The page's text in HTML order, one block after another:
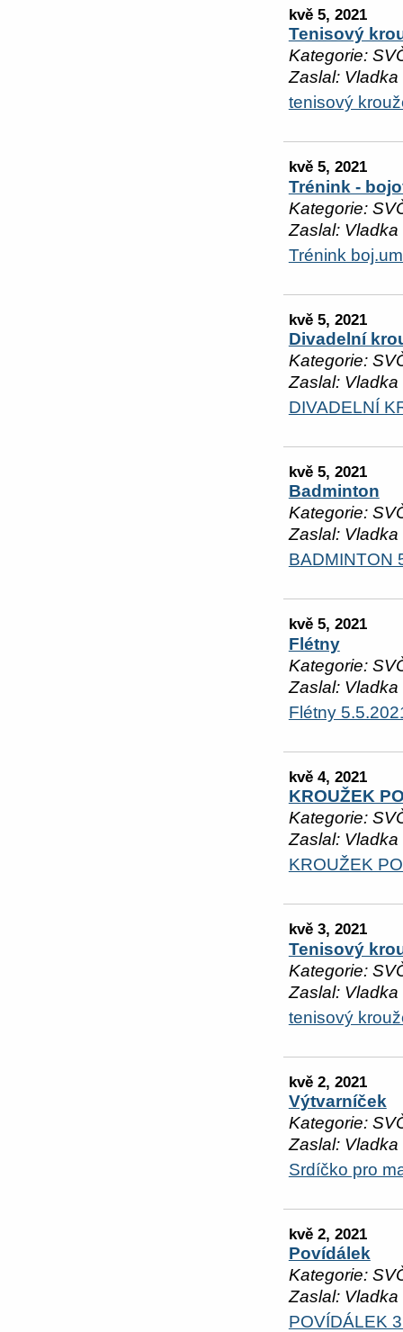
kvě 5, 2021
Tenisový
Kategorie:
Zaslal: Vladka
tenisový
kvě 5, 2021
Trénink -
Kategorie:
Zaslal: Vladka
Trénink
kvě 5, 2021
Divadelní
Kategorie:
Zaslal: Vladka
DIVADELNÍ
kvě 5, 2021
Badminton
Kategorie:
Zaslal: Vladka
BADMINTON
kvě 5, 2021
Flétny
Kategorie:
Zaslal: Vladka
Flétny
kvě 4, 2021
KROUŽEK
Kategorie:
Zaslal: Vladka
KROUŽEK
kvě 3, 2021
Tenisový
Kategorie:
Zaslal: Vladka
tenisový
kvě 2, 2021
Výtvarníček
Kategorie:
Zaslal: Vladka
Srdíčko pro
kvě 2, 2021
Povídálek
Kategorie:
Zaslal: Vladka
POVÍDÁLEK